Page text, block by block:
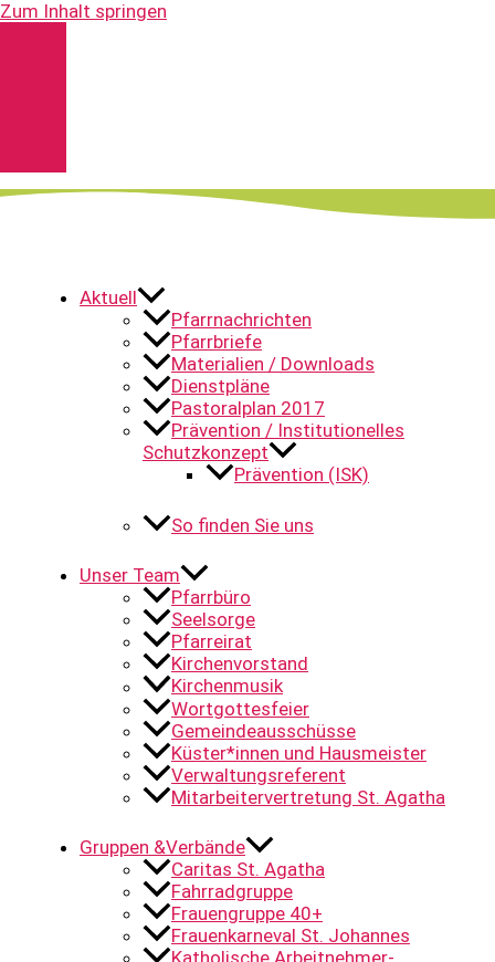
Zum Inhalt springen
Aktuell
Pfarrnachrichten
Pfarrbriefe
Materialien / Downloads
Dienstpläne
Pastoralplan 2017
Prävention / Institutionelles
Schutzkonzept
Prävention (ISK)
So finden Sie uns
Unser Team
Pfarrbüro
Seelsorge
Pfarreirat
Kirchenvorstand
Kirchenmusik
Wortgottesfeier
Gemeindeausschüsse
Küster*innen und Hausmeister
Verwaltungsreferent
Mitarbeitervertretung St. Agatha
Gruppen &Verbände
Caritas St. Agatha
Fahrradgruppe
Frauengruppe 40+
Frauenkarneval St. Johannes